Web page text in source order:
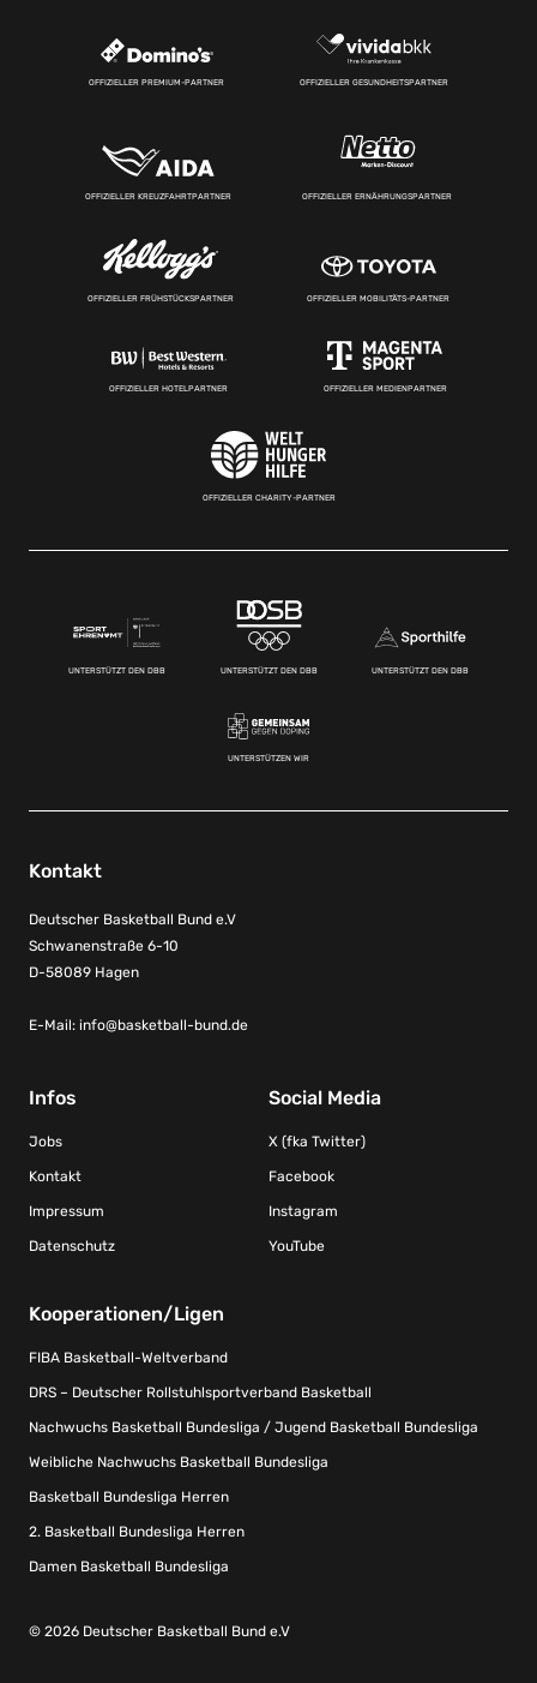
OFFIZIELLER PREMIUM-PARTNER OFFIZIELLER GESUNDHEITSPARTNER
OFFIZIELLER KREUZFAHRTPARTNER OFFIZIELLER ERNÄHRUNGSPARTNER
OFFIZIELLER FRÜHSTÜCKSPARTNER OFFIZIELLER MOBILITÄTS-PARTNER
OFFIZIELLER HOTELPARTNER OFFIZIELLER MEDIENPARTNER
OFFIZIELLER CHARITY-PARTNER
UNTERSTÜTZT DEN DBB UNTERSTÜTZT DEN DBB UNTERSTÜTZT DEN DBB
UNTERSTÜTZEN WIR
Kontakt
Deutscher Basketball Bund e.V
Schwanenstraße 6-10
D-58089 Hagen
E-Mail: info@basketball-bund.de
Infos
Jobs
Kontakt
Impressum
Datenschutz
Social Media
X (fka Twitter)
Facebook
Instagram
YouTube
Kooperationen/Ligen
FIBA Basketball-Weltverband
DRS – Deutscher Rollstuhlsportverband Basketball
Nachwuchs Basketball Bundesliga / Jugend Basketball Bundesliga
Weibliche Nachwuchs Basketball Bundesliga
Basketball Bundesliga Herren
2. Basketball Bundesliga Herren
Damen Basketball Bundesliga
© 2026 Deutscher Basketball Bund e.V